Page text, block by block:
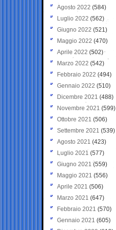
Agosto 2022 (584)
Luglio 2022 (562)
Giugno 2022 (521)
Maggio 2022 (470)
Aprile 2022 (502)
Marzo 2022 (542)
Febbraio 2022 (494)
Gennaio 2022 (510)
Dicembre 2021 (488)
Novembre 2021 (599)
Ottobre 2021 (506)
Settembre 2021 (539)
Agosto 2021 (423)
Luglio 2021 (577)
Giugno 2021(559)
Maggio 2021 (556)
Aprile 2021 (506)
Marzo 2021 (647)
Febbraio 2021 (570)
Gennaio 2021 (605)